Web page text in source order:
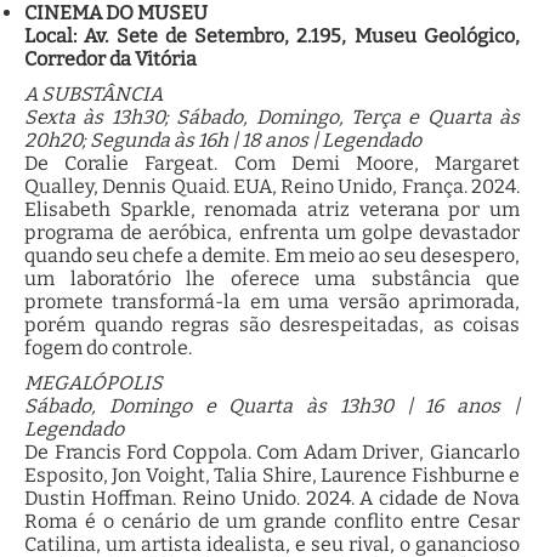
CINEMA DO MUSEU
Local: Av. Sete de Setembro, 2.195, Museu Geológico,
Corredor da Vitória
A SUBSTÂNCIA
Sexta às 13h30; Sábado, Domingo, Terça e Quarta às
20h20; Segunda às 16h | 18 anos | Legendado
De Coralie Fargeat. Com Demi Moore, Margaret
Qualley, Dennis Quaid. EUA, Reino Unido, França. 2024.
Elisabeth Sparkle, renomada atriz veterana por um
programa de aeróbica, enfrenta um golpe devastador
quando seu chefe a demite. Em meio ao seu desespero,
um laboratório lhe oferece uma substância que
promete transformá-la em uma versão aprimorada,
porém quando regras são desrespeitadas, as coisas
fogem do controle.
MEGALÓPOLIS
Sábado, Domingo e Quarta às 13h30 | 16 anos |
Legendado
De Francis Ford Coppola. Com Adam Driver, Giancarlo
Esposito, Jon Voight, Talia Shire, Laurence Fishburne e
Dustin Hoffman. Reino Unido. 2024. A cidade de Nova
Roma é o cenário de um grande conflito entre Cesar
Catilina, um artista idealista, e seu rival, o ganancioso